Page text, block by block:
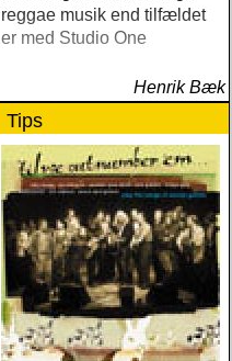
reggae musik end tilfældet
er med Studio One
Henrik Bæk
Tips